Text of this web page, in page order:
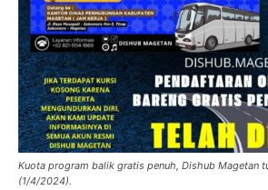
Kuota program balik gratis penuh, Dishub Magetan
(1/4/2024).